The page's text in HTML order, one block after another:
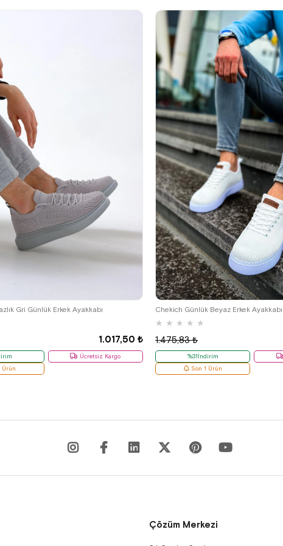
Ücretsiz
Kargo
%31İndirim
Ücretsiz
Kargo
Gri Günlük Erkek Ayakkabı
1.017,50 ₺
Ücretsiz Kargo
Ürün
Chekich Günlük Beyaz Erkek Ayakkabı
★ ★ ★ ★ ★
1.475,83 ₺
%31İndirim
Son 1 Ürün
41
Çözüm Merkezi